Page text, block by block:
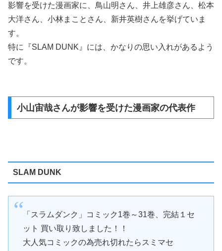
影響を受けた漫画家に、鳥山明さん、井上雄彦さん、松本
大洋さん、小林まことさん、新井英樹さんを挙げていま
す。
特に『SLAM DUNK』には、かなりの思い入れがあるよう
です。
小山宙哉さんが影響を受けた漫画家の代表作
SLAM DUNK
「スラムダンク」コミック1巻～31巻、完結１セ
ット 買い取り致しました！！
大人気コミックの為売れ切れたらスミマセ